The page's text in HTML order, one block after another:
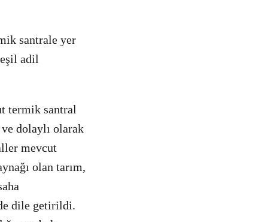
santrale yer
adil
termik santral
dolaylı olarak
mevcut
olan tarım,
dile getirildi.